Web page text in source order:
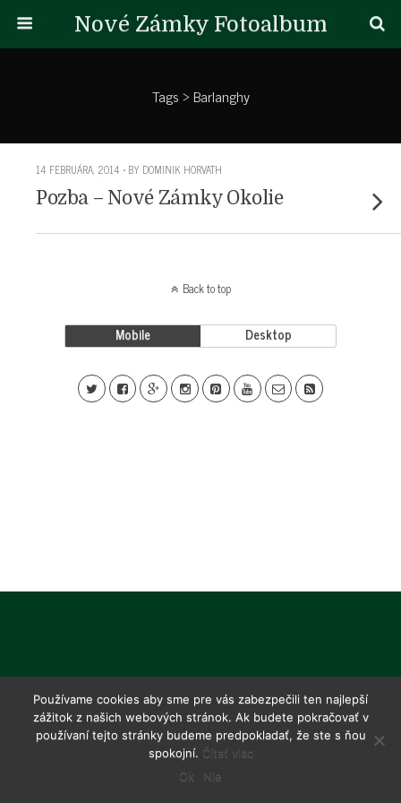
Nové Zámky Fotoalbum
Tags › Barlanghy
14 FEBRUÁRA, 2014 • BY DOMINIK HORVATH
Pozba – Nové Zámky Okolie
Back to top
Mobile Desktop
Používame cookies aby sme pre vás zabezpečili ten najlepší
zážitok z našich webových stránok. Ak budete pokračovať v
používaní tejto stránky budeme predpokladať, že ste s ňou
spokojní. Čítať viac
Ok
Nie